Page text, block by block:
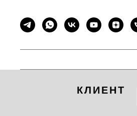
КЛИЕНТ